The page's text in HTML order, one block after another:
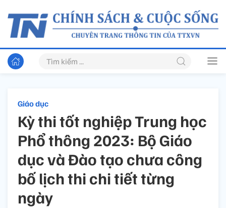
Giáo dục
Kỳ thi tốt nghiệp Trung học
Phổ thông 2023: Bộ Giáo
dục và Đào tạo chưa công
bố lịch thi chi tiết từng
ngày